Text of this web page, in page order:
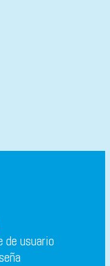
de usuario